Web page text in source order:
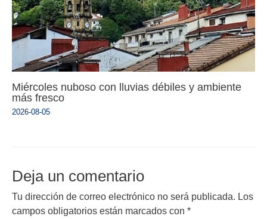
Miércoles nuboso con lluvias débiles y ambiente
más fresco
2026-08-05
Deja un comentario
Tu dirección de correo electrónico no será publicada. Los
campos obligatorios están marcados con *